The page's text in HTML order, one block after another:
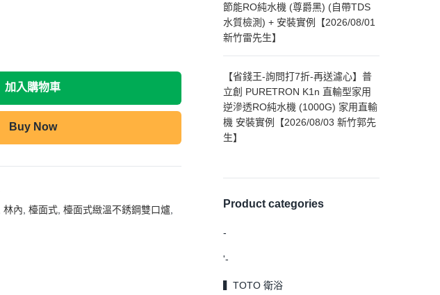
加入購物車
Buy Now
林內 檯面式, 檯面式緻溫不銹鋼雙口爐,
節能RO純水機 (尊爵黑) (自帶TDS
水質檢測) + 安裝實例【2026/08/01
新竹雷先生】
【省錢王-詢問打7折-再送濾心】普
立創 PURETRON K1n 直輸型家用
逆滲透RO純水機 (1000G) 家用直輸
機 安裝實例【2026/08/03 新竹郭先
生】
Product categories
-
'-
▍TOTO 衛浴